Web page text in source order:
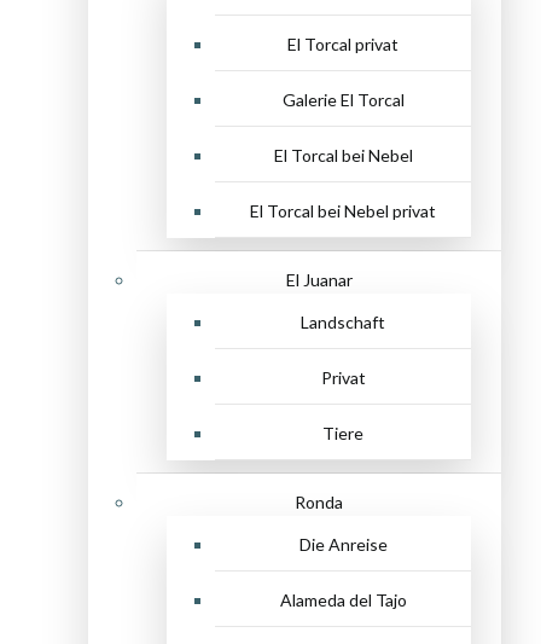
El Torcal privat
Galerie El Torcal
El Torcal bei Nebel
El Torcal bei Nebel privat
El Juanar
Landschaft
Privat
Tiere
Ronda
Die Anreise
Alameda del Tajo